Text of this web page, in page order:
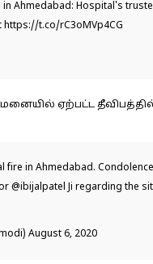
Ahmedabad: Hospital's
https://t.co/rC3oMVp4CG
ஏற்பட்ட தீவிபத்தில்
fire in Ahmedabad.
@ibijalpatel Ji regarding the
August 6, 2020